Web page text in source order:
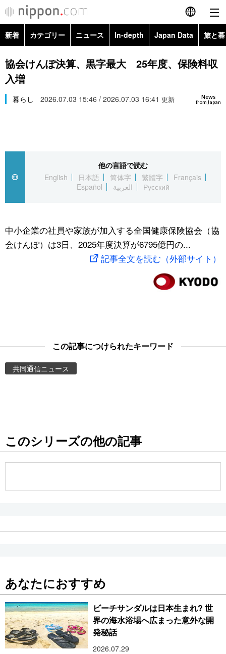
English
简体字
Русский
カテゴリー
経済・ビジネス
国際
文化
トップ
アーカイブ
In-depth
Japan Data
動画/Live
お知らせ
新着 カテゴリー ニュース In-depth Japan Data 旅と
政治・外交
経済・ビジネス
スポーツ・東京2020
Topics
協会けんぽ決算、黒字最大 25年度、保険料収
入増
News
from Japan
暮らし 2026.07.03 15:46 / 2026.07.03 16:41 更新
他の言語で読む
English
日本語 简体字 繁體字
Français
Español
العربية Русский
中小企業の社員や家族が加入する全国健康保険協会（協
会けんぽ）は3日、2025年度決算が6795億円の...
記事全文を読む（外部サイト）
この記事につけられたキーワード
共同通信ニュース
このシリーズの他の記事
あなたにおすすめ
ビーチサンダルは日本生まれ? 世
界の海水浴場へ広まった意外な開
発秘話
2026.07.29